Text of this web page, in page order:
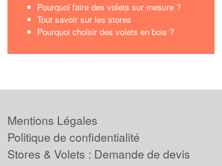
Pourquoi faire des volets sur mesure ?
Tout savoir sur les stores
Pourquoi choisir des volets en bois ?
Mentions Légales
Politique de confidentialité
Stores & Volets : Demande de devis